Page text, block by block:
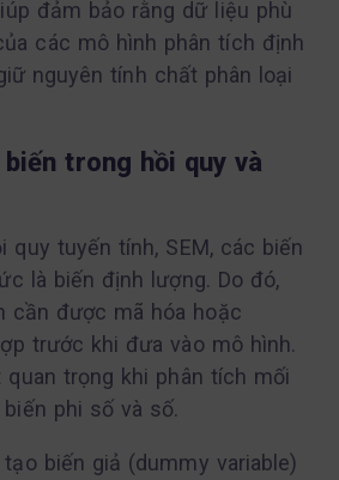
đảm bảo rằng dữ liệu phù
các mô hình phân tích định
nguyên tính chất phân loại
trong hồi quy và
quy tuyến tính, SEM, các biến
là biến định lượng. Do đó,
cần được mã hóa hoặc
trước khi đưa vào mô hình.
trọng khi phân tích mối
phi số và số.
biến giả (dummy variable)